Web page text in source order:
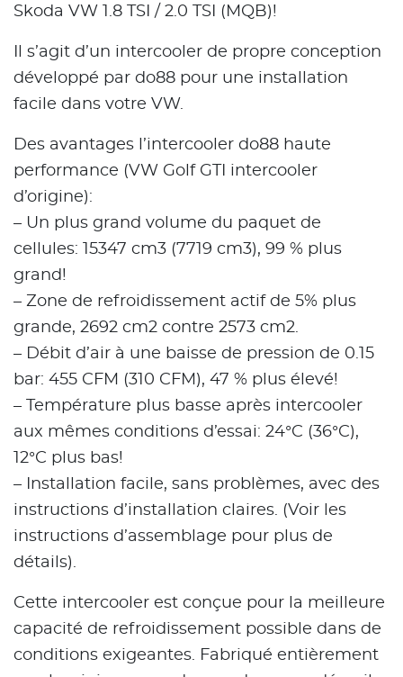
Skoda VW 1.8 TSI / 2.0 TSI (MQB)!
Il s’agit d’un intercooler de propre conception
développé par do88 pour une installation
facile dans votre VW.
Des avantages l’intercooler do88 haute
performance (VW Golf GTI intercooler
d’origine):
– Un plus grand volume du paquet de
cellules: 15347 cm3 (7719 cm3), 99 % plus
grand!
– Zone de refroidissement actif de 5% plus
grande, 2692 cm2 contre 2573 cm2.
– Débit d’air à une baisse de pression de 0.15
bar: 455 CFM (310 CFM), 47 % plus élevé!
– Température plus basse après intercooler
aux mêmes conditions d’essai: 24°C (36°C),
12°C plus bas!
– Installation facile, sans problèmes, avec des
instructions d’installation claires. (Voir les
instructions d’assemblage pour plus de
détails).
Cette intercooler est conçue pour la meilleure
capacité de refroidissement possible dans de
conditions exigeantes. Fabriqué entièrement